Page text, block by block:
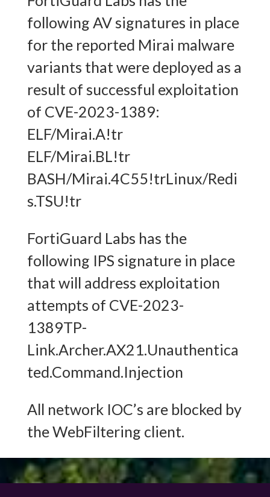
following AV signatures in place
for the reported Mirai malware
variants that were deployed as a
result of successful exploitation
of CVE-2023-1389:
ELF/Mirai.A!tr
ELF/Mirai.BL!tr
BASH/Mirai.4C55!trLinux/Redi
s.TSU!tr
FortiGuard Labs has the
following IPS signature in place
that will address exploitation
attempts of CVE-2023-
1389TP-
Link.Archer.AX21.Unauthentica
ted.Command.Injection
All network IOC’s are blocked by
the WebFiltering client.